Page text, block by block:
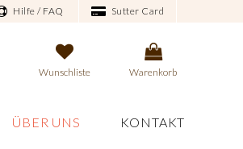
Hilfe / FAQ Sutter Card
Wunschliste Warenkorb
ÜBER UNS KONTAKT